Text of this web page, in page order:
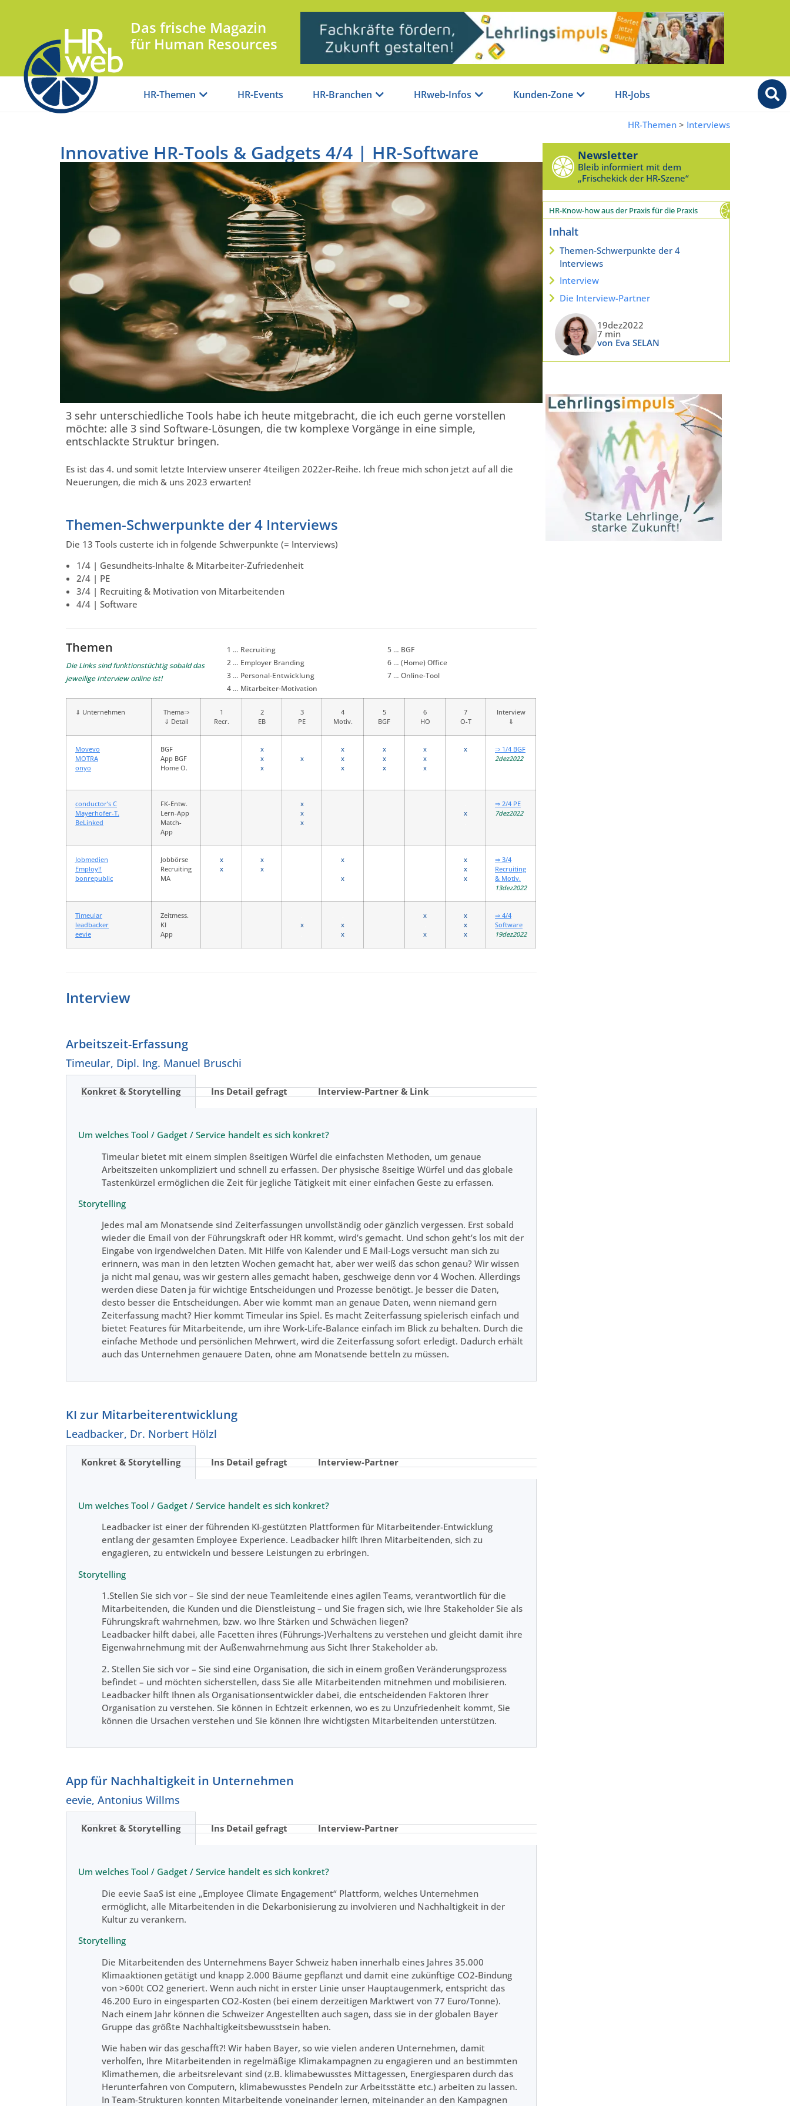
Das frische Magazin
für Human Resources
HR-Themen HR-Events HR-Branchen HRweb-Infos Kunden-Zone HR-Jobs
HR-Themen > Interviews
Innovative HR-Tools & Gadgets 4/4 | HR-Software
3 sehr unterschiedliche Tools habe ich heute mitgebracht, die ich euch gerne vorstellen
möchte: alle 3 sind Software-Lösungen, die tw komplexe Vorgänge in eine simple,
entschlackte Struktur bringen.
Es ist das 4. und somit letzte Interview unserer 4teiligen 2022er-Reihe. Ich freue mich schon jetzt auf all die
Neuerungen, die mich & uns 2023 erwarten!
Themen-Schwerpunkte der 4 Interviews
Die 13 Tools custerte ich in folgende Schwerpunkte (= Interviews)
1/4 | Gesundheits-Inhalte & Mitarbeiter-Zufriedenheit
2/4 | PE
3/4 | Recruiting & Motivation von Mitarbeitenden
4/4 | Software
Themen
Die Links sind funktionstüchtig sobald das
jeweilige Interview online ist!
1 … Recruiting
2 … Employer Branding
3 … Personal-Entwicklung
4 … Mitarbeiter-Motivation
5 … BGF
6 … (Home) Office
7 … Online-Tool
⇓ Unternehmen
Thema⇒
⇓ Detail
1
Recr.
2
EB
3
PE
4
Motiv.
5
BGF
6
HO
7
O-T
Interview
⇓
Movevo
MOTRA
onyo
BGF
App BGF
Home O.
x
x
x
x
x
x
x
x
x
x
x
x
x
x
⇒ 1/4 BGF
2dez2022
conductor’s C
Mayerhofer-T.
BeLinked
FK-Entw.
Lern-App
Match-
App
x
x
x
x
⇒ 2/4 PE
7dez2022
Jobmedien
Employ!!
bonrepublic
Jobbörse
Recruiting
MA
x
x
x
x
x
x
x
x
x
⇒ 3/4
Recruiting
& Motiv.
13dez2022
Timeular
leadbacker
eevie
Zeitmess.
KI
App
x
x
x
x
x
x
x
x
⇒ 4/4
Software
19dez2022
Interview
Arbeitszeit-Erfassung
Timeular, Dipl. Ing. Manuel Bruschi
Konkret & Storytelling Ins Detail gefragt Interview-Partner & Link
Um welches Tool / Gadget / Service handelt es sich konkret?
Timeular bietet mit einem simplen 8seitigen Würfel die einfachsten Methoden, um genaue
Arbeitszeiten unkompliziert und schnell zu erfassen. Der physische 8seitige Würfel und das globale
Tastenkürzel ermöglichen die Zeit für jegliche Tätigkeit mit einer einfachen Geste zu erfassen.
Storytelling
Jedes mal am Monatsende sind Zeiterfassungen unvollständig oder gänzlich vergessen. Erst sobald
wieder die Email von der Führungskraft oder HR kommt, wird’s gemacht. Und schon geht’s los mit der
Eingabe von irgendwelchen Daten. Mit Hilfe von Kalender und E Mail-Logs versucht man sich zu
erinnern, was man in den letzten Wochen gemacht hat, aber wer weiß das schon genau? Wir wissen
ja nicht mal genau, was wir gestern alles gemacht haben, geschweige denn vor 4 Wochen. Allerdings
werden diese Daten ja für wichtige Entscheidungen und Prozesse benötigt. Je besser die Daten,
desto besser die Entscheidungen. Aber wie kommt man an genaue Daten, wenn niemand gern
Zeiterfassung macht? Hier kommt Timeular ins Spiel. Es macht Zeiterfassung spielerisch einfach und
bietet Features für Mitarbeitende, um ihre Work-Life-Balance einfach im Blick zu behalten. Durch die
einfache Methode und persönlichen Mehrwert, wird die Zeiterfassung sofort erledigt. Dadurch erhält
auch das Unternehmen genauere Daten, ohne am Monatsende betteln zu müssen.
KI zur Mitarbeiterentwicklung
Leadbacker, Dr. Norbert Hölzl
Konkret & Storytelling Ins Detail gefragt Interview-Partner
Um welches Tool / Gadget / Service handelt es sich konkret?
Leadbacker ist einer der führenden KI-gestützten Plattformen für Mitarbeitender-Entwicklung
entlang der gesamten Employee Experience. Leadbacker hilft Ihren Mitarbeitenden, sich zu
engagieren, zu entwickeln und bessere Leistungen zu erbringen.
Storytelling
1.Stellen Sie sich vor – Sie sind der neue Teamleitende eines agilen Teams, verantwortlich für die
Mitarbeitenden, die Kunden und die Dienstleistung – und Sie fragen sich, wie Ihre Stakeholder Sie als
Führungskraft wahrnehmen, bzw. wo Ihre Stärken und Schwächen liegen?
Leadbacker hilft dabei, alle Facetten ihres (Führungs-)Verhaltens zu verstehen und gleicht damit ihre
Eigenwahrnehmung mit der Außenwahrnehmung aus Sicht Ihrer Stakeholder ab.
2. Stellen Sie sich vor – Sie sind eine Organisation, die sich in einem großen Veränderungsprozess
befindet – und möchten sicherstellen, dass Sie alle Mitarbeitenden mitnehmen und mobilisieren.
Leadbacker hilft Ihnen als Organisationsentwickler dabei, die entscheidenden Faktoren Ihrer
Organisation zu verstehen. Sie können in Echtzeit erkennen, wo es zu Unzufriedenheit kommt, Sie
können die Ursachen verstehen und Sie können Ihre wichtigsten Mitarbeitenden unterstützen.
App für Nachhaltigkeit in Unternehmen
eevie, Antonius Willms
Konkret & Storytelling Ins Detail gefragt Interview-Partner
Um welches Tool / Gadget / Service handelt es sich konkret?
Die eevie SaaS ist eine „Employee Climate Engagement“ Plattform, welches Unternehmen
ermöglicht, alle Mitarbeitenden in die Dekarbonisierung zu involvieren und Nachhaltigkeit in der
Kultur zu verankern.
Storytelling
Die Mitarbeitenden des Unternehmens Bayer Schweiz haben innerhalb eines Jahres 35.000
Klimaaktionen getätigt und knapp 2.000 Bäume gepflanzt und damit eine zukünftige CO2-Bindung
von >600t CO2 generiert. Wenn auch nicht in erster Linie unser Hauptaugenmerk, entspricht das
46.200 Euro in eingesparten CO2-Kosten (bei einem derzeitigen Marktwert von 77 Euro/Tonne).
Nach einem Jahr können die Schweizer Angestellten auch sagen, dass sie in der globalen Bayer
Gruppe das größte Nachhaltigkeitsbewusstsein haben.
Wie haben wir das geschafft?! Wir haben Bayer, so wie vielen anderen Unternehmen, damit
verholfen, Ihre Mitarbeitenden in regelmäßige Klimakampagnen zu engagieren und an bestimmten
Klimathemen, die arbeitsrelevant sind (z.B. klimabewusstes Mittagessen, Energiesparen durch das
Herunterfahren von Computern, klimabewusstes Pendeln zur Arbeitsstätte etc.) arbeiten zu lassen.
In Team-Strukturen konnten Mitarbeitende voneinander lernen, miteinander an den Kampagnen
Newsletter
Bleib informiert mit dem
„Frischekick der HR-Szene“
HR-Know-how aus der Praxis für die Praxis
Inhalt
Themen-Schwerpunkte der 4
Interviews
Interview
Die Interview-Partner
19dez2022
7 min
von Eva SELAN